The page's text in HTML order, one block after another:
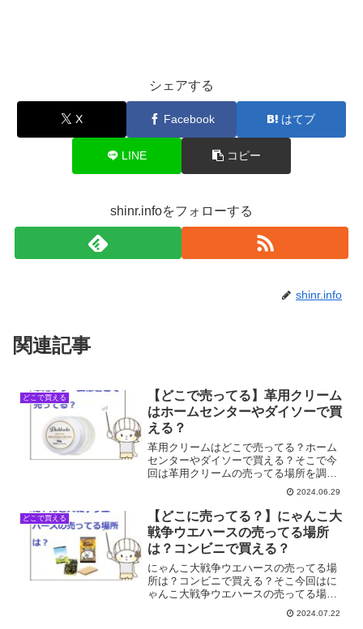
シェアする
X Facebook はてブ
LINE コピー
shinr.infoをフォローする
shinr.info
関連記事
どこで買える
【どこで売ってる】革用クリーム
はホームセンターやダイソーで買
える？
革用クリームはどこで売ってる？ホーム
センターやダイソーで買える？そこで今
回は革用クリームの売ってる場所を調べ
2024.06.29
どこで買える
【どこに売ってる？】にゃんこ大
戦争ウエハースの売ってる場所
は？コンビニで買える？
にゃんこ大戦争ウエハースの売ってる場
所は？コンビニで買える？そこ今回はに
ゃんこ大戦争ウエハースの売ってる場所
2024.07.22